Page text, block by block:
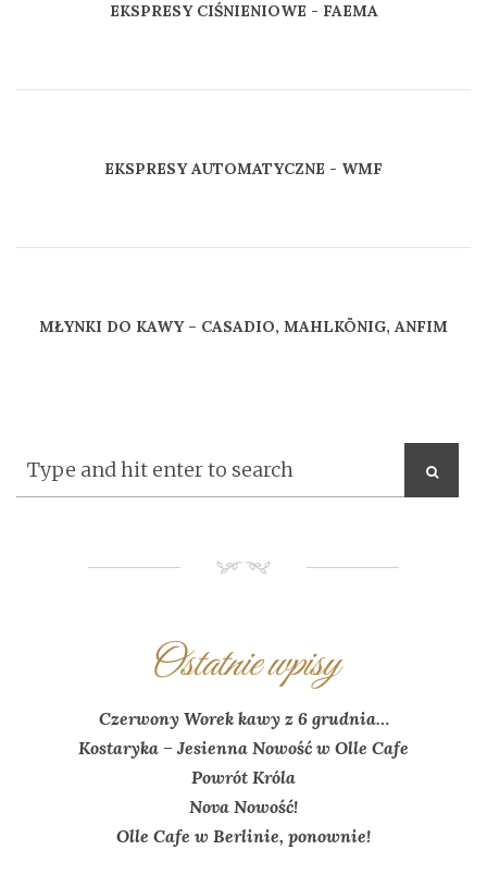
EKSPRESY CIŚNIENIOWE - FAEMA
EKSPRESY AUTOMATYCZNE - WMF
MŁYNKI DO KAWY – CASADIO, MAHLKÖNIG, ANFIM
NM
Ostatnie wpisy
Czerwony Worek kawy z 6 grudnia…
Kostaryka – Jesienna Nowość w Olle Cafe
Powrót Króla
Nova Nowość!
Olle Cafe w Berlinie, ponownie!